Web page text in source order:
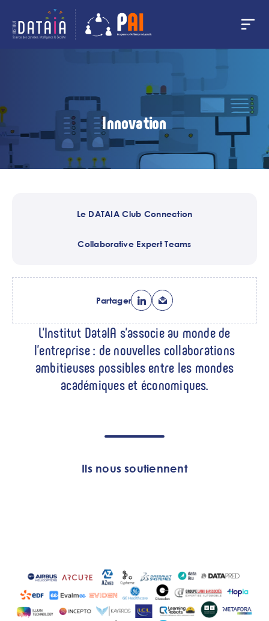
Innovation
Le DATAIA Club Connection
Collaborative Expert Teams
Partager
ChapoL'Institut DataIA s'associe au monde de
l'entreprise : de nouvelles collaborations
ambitieuses possibles entre les mondes
académiques et économiques.
Ils nous soutiennent
Panneau de gestion des cookies